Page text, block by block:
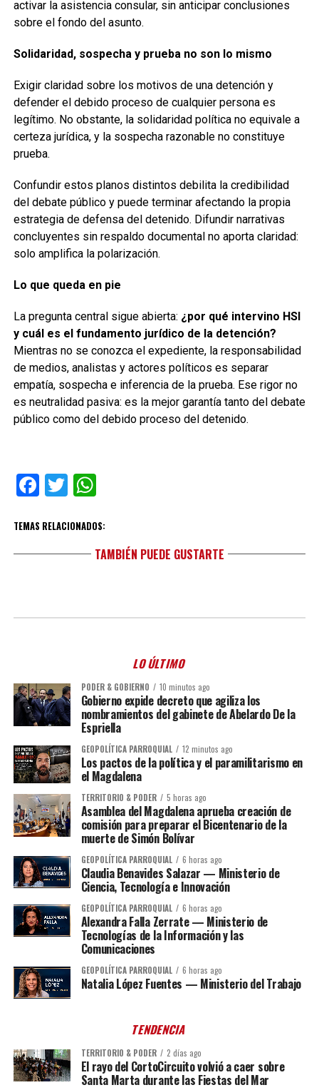
activar la asistencia consular, sin anticipar conclusiones
sobre el fondo del asunto.
Solidaridad, sospecha y prueba no son lo mismo
Exigir claridad sobre los motivos de una detención y
defender el debido proceso de cualquier persona es
legítimo. No obstante, la solidaridad política no equivale a
certeza jurídica, y la sospecha razonable no constituye
prueba.
Confundir estos planos distintos debilita la credibilidad
del debate público y puede terminar afectando la propia
estrategia de defensa del detenido. Difundir narrativas
concluyentes sin respaldo documental no aporta claridad:
solo amplifica la polarización.
Lo que queda en pie
La pregunta central sigue abierta: ¿por qué intervino HSI
y cuál es el fundamento jurídico de la detención?
Mientras no se conozca el expediente, la responsabilidad
de medios, analistas y actores políticos es separar
empatía, sospecha e inferencia de la prueba. Ese rigor no
es neutralidad pasiva: es la mejor garantía tanto del debate
público como del debido proceso del detenido.
Facebook
TwitterWhatsApp
TEMAS RELACIONADOS:
TAMBIÉN PUEDE GUSTARTE
LO ÚLTIMO
PODER & GOBIERNO 10 minutos ago
Gobierno expide decreto que agiliza los
nombramientos del gabinete de Abelardo De la
Espriella
GEOPOLÍTICA PARROQUIAL 12 minutos ago
Los pactos de la política y el paramilitarismo en
el Magdalena
TERRITORIO & PODER 5 horas ago
Asamblea del Magdalena aprueba creación de
comisión para preparar el Bicentenario de la
muerte de Simón Bolívar
GEOPOLÍTICA PARROQUIAL 6 horas ago
Claudia Benavides Salazar — Ministerio de
Ciencia, Tecnología e Innovación
GEOPOLÍTICA PARROQUIAL 6 horas ago
Alexandra Falla Zerrate — Ministerio de
Tecnologías de la Información y las
Comunicaciones
GEOPOLÍTICA PARROQUIAL 6 horas ago
Natalia López Fuentes — Ministerio del Trabajo
TENDENCIA
TERRITORIO & PODER 2 días ago
El rayo del CortoCircuito volvió a caer sobre
Santa Marta durante las Fiestas del Mar